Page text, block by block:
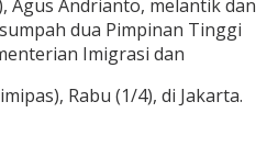
Agus Andrianto, melantik dan
dua Pimpinan Tinggi
Imigrasi dan
Rabu (1/4), di Jakarta.